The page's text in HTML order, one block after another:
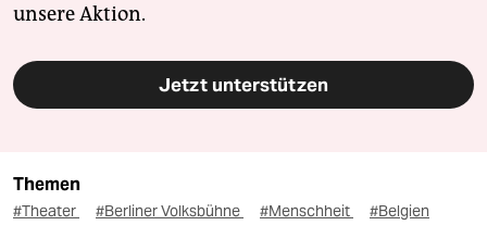
unsere Aktion.
Jetzt unterstützen
Themen
#Theater #Berliner Volksbühne #Menschheit #Belgien